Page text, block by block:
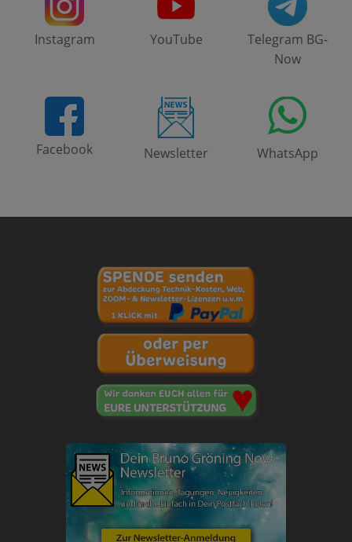
Instagram YouTube
Telegram BG-
Now
Facebook Newsletter WhatsApp